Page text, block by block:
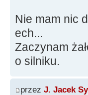
Nie mam nic
ech...
Zaczynam
o silniku.
przez J. Jacek